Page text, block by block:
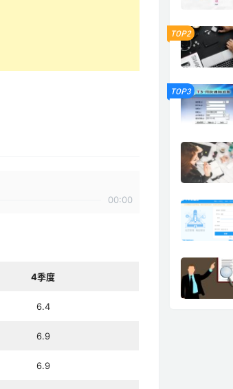
00:00
4季度
6.4
6.9
6.9
TOP2
TOP3